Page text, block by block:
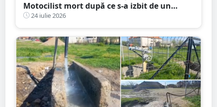
Motocilist mort după ce s-a izbit de un
copac și un microbuz
24 iulie 2026